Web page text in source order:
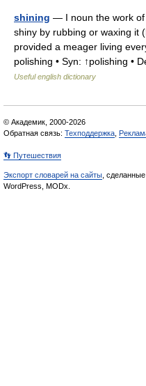
shining — I noun the work of
shiny by rubbing or waxing it
provided a meager living
polishing • Syn: ↑polishing •
Useful english dictionary
© Академик, 2000-2026
Обратная связь: Техподдержка
👣 Путешествия
Экспорт словарей на сайты ,
WordPress, MODx.